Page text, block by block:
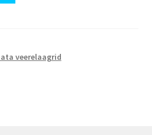
veerelaagrid